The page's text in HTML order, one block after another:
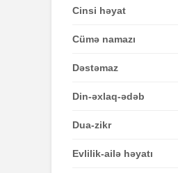
Cinsi həyat
Cümə namazı
Dəstəmaz
Din-əxlaq-ədəb
Dua-zikr
Evlilik-ailə həyatı